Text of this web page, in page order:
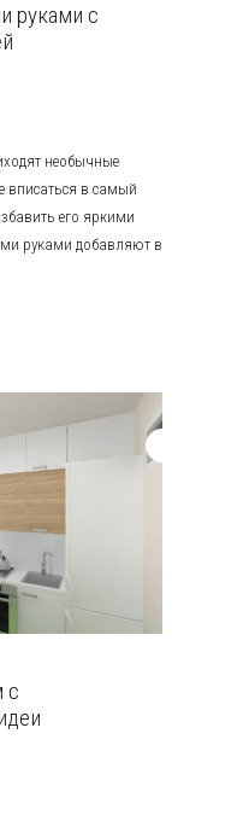
руками с
необычные
вписаться в самый
его яркими
руками добавляют в
с